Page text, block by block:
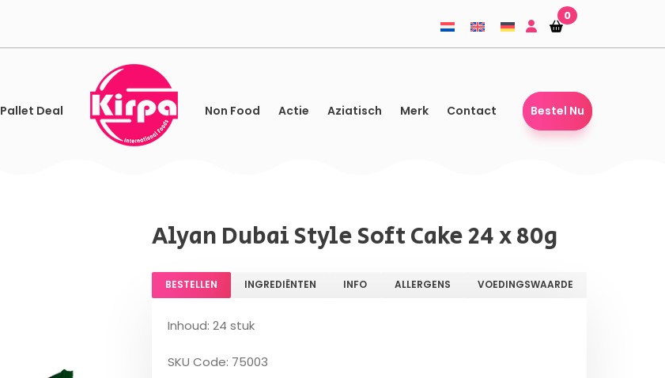
Winkelmandje
Winkelmandje
0
Pallet Deal Non Food Actie Aziatisch Merk Contact Bestel Nu
Alyan Dubai Style Soft Cake 24 x 80g
BESTELLEN INGREDIËNTEN INFO ALLERGENS VOEDINGSWAARDE
Inhoud: 24 stuk
SKU Code: 75003